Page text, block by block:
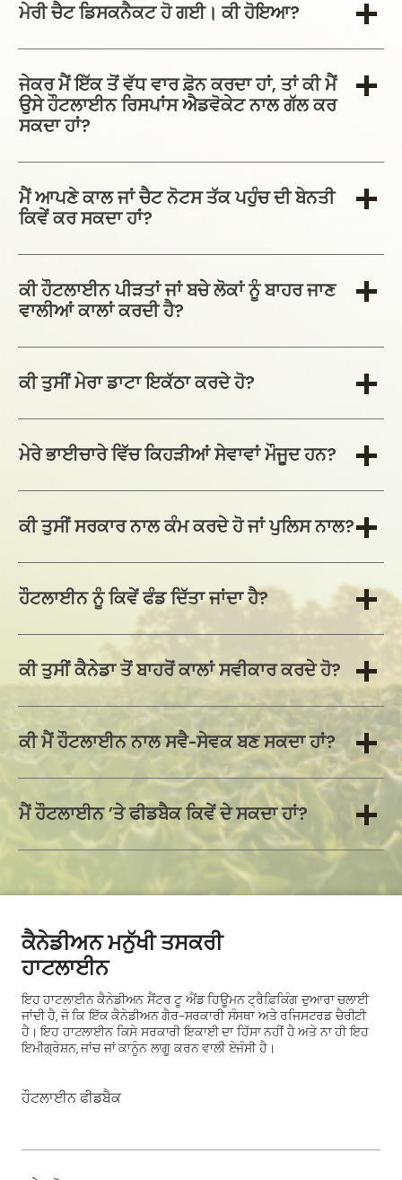
ਮੇਰੀ ਚੈਟ ਡਿਸਕਨੈਕਟ ਹੋ ਗਈ। ਕੀ ਹੋਇਆ?
ਜੇਕਰ ਮੈਂ ਇੱਕ ਤੋਂ ਵੱਧ ਵਾਰ ਫ਼ੋਨ ਕਰਦਾ ਹਾਂ, ਤਾਂ ਕੀ ਮੈਂ
ਉਸੇ ਹੌਟਲਾਈਨ ਰਿਸਪਾਂਸ ਐਡਵੋਕੇਟ ਨਾਲ ਗੱਲ ਕਰ
ਸਕਦਾ ਹਾਂ?
ਮੈਂ ਆਪਣੇ ਕਾਲ ਜਾਂ ਚੈਟ ਨੋਟਸ ਤੱਕ ਪਹੁੰਚ ਦੀ ਬੇਨਤੀ
ਕਿਵੇਂ ਕਰ ਸਕਦਾ ਹਾਂ?
ਕੀ ਹੌਟਲਾਈਨ ਪੀੜਤਾਂ ਜਾਂ ਬਚੇ ਲੋਕਾਂ ਨੂੰ ਬਾਹਰ ਜਾਣ
ਵਾਲੀਆਂ ਕਾਲਾਂ ਕਰਦੀ ਹੈ?
ਕੀ ਤੁਸੀਂ ਮੇਰਾ ਡਾਟਾ ਇਕੱਠਾ ਕਰਦੇ ਹੋ?
ਮੇਰੇ ਭਾਈਚਾਰੇ ਵਿੱਚ ਕਿਹੜੀਆਂ ਸੇਵਾਵਾਂ ਮੌਜੂਦ ਹਨ?
ਕੀ ਤੁਸੀਂ ਸਰਕਾਰ ਨਾਲ ਕੰਮ ਕਰਦੇ ਹੋ ਜਾਂ ਪੁਲਿਸ ਨਾਲ?
ਹੌਟਲਾਈਨ ਨੂੰ ਕਿਵੇਂ ਫੰਡ ਦਿੱਤਾ ਜਾਂਦਾ ਹੈ?
ਕੀ ਤੁਸੀਂ ਕੈਨੇਡਾ ਤੋਂ ਬਾਹਰੋਂ ਕਾਲਾਂ ਸਵੀਕਾਰ ਕਰਦੇ ਹੋ?
ਕੀ ਮੈਂ ਹੌਟਲਾਈਨ ਨਾਲ ਸਵੈ-ਸੇਵਕ ਬਣ ਸਕਦਾ ਹਾਂ?
ਮੈਂ ਹੌਟਲਾਈਨ 'ਤੇ ਫੀਡਬੈਕ ਕਿਵੇਂ ਦੇ ਸਕਦਾ ਹਾਂ?
ਕੈਨੇਡੀਅਨ ਮਨੁੱਖੀ ਤਸਕਰੀ
ਹਾਟਲਾਈਨ
ਹੌਟਲਾਈਨ ਫੀਡਬੈਕ
ਇਹ ਹਾਟਲਾਈਨ ਕੈਨੇਡੀਅਨ ਸੈਂਟਰ ਟੂ ਐਂਡ ਹਿਊਮਨ ਟ੍ਰੈਫ਼ਿਕਿੰਗ ਦੁਆਰਾ ਚਲਾਈ
ਜਾਂਦੀ ਹੈ, ਜੋ ਕਿ ਇੱਕ ਕੈਨੇਡੀਅਨ ਗੈਰ-ਸਰਕਾਰੀ ਸੰਸਥਾ ਅਤੇ ਰਜਿਸਟਰਡ ਚੈਰੀਟੀ
ਹੈ। ਇਹ ਹਾਟਲਾਈਨ ਕਿਸੇ ਸਰਕਾਰੀ ਇਕਾਈ ਦਾ ਹਿੱਸਾ ਨਹੀਂ ਹੈ ਅਤੇ ਨਾ ਹੀ ਇਹ
ਇਮੀਗ੍ਰੇਸ਼ਨ, ਜਾਂਚ ਜਾਂ ਕਾਨੂੰਨ ਲਾਗੂ ਕਰਨ ਵਾਲੀ ਏਜੰਸੀ ਹੈ।